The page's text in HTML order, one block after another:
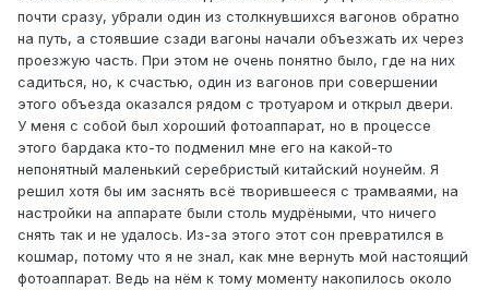
почти сразу, убрали один из столкнувшихся вагонов обратно
на путь, а стоявшие сзади вагоны начали объезжать их через
проезжую часть. При этом не очень понятно было, где на них
садиться, но, к счастью, один из вагонов при совершении
этого объезда оказался рядом с тротуаром и открыл двери.
У меня с собой был хороший фотоаппарат, но в процессе
этого бардака кто-то подменил мне его на какой-то
непонятный маленький серебристый китайский ноунейм. Я
решил хотя бы им заснять всё творившееся с трамваями, на
настройки на аппарате были столь мудрёными, что ничего
снять так и не удалось. Из-за этого этот сон превратился в
кошмар, потому что я не знал, как мне вернуть мой настоящий
фотоаппарат. Ведь на нём к тому моменту накопилось около